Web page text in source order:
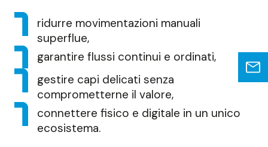
ridurre movimentazioni manuali
superflue,
garantire flussi continui e ordinati,
gestire capi delicati senza
comprometterne il valore,
connettere fisico e digitale in un unico
ecosistema.